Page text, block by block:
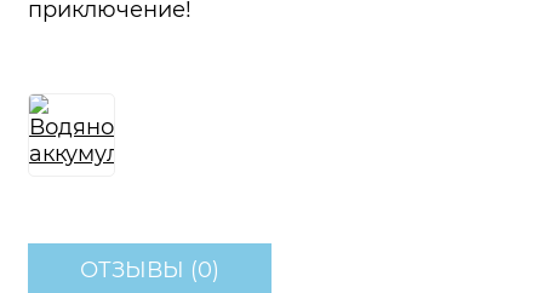
приключение!
Спросить
ChatGPT
ОТЗЫВЫ (0)